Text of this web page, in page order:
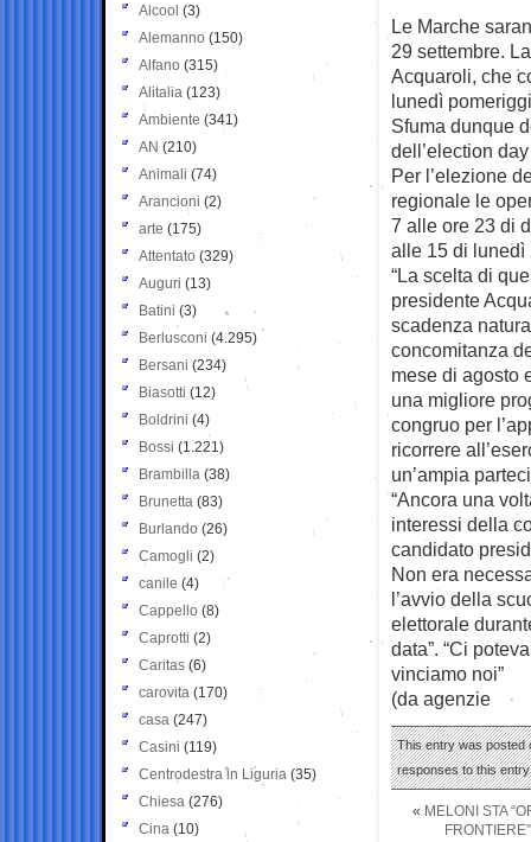
Le Marche
29 settembre.
Acquaroli, che
lunedì
Sfuma dunque
dell’election
Per l’elezione
regionale le
7 alle ore 23 di
alle 15 di lunedì
“La scelta di
presidente
scadenza
concomitanza
mese di agosto
una migliore
congruo per
ricorrere
un’ampia
“Ancora una
interessi della
candidato
Non era
l’avvio della
elettorale
data”. “Ci
vinciamo noi”
(da agenzie
This entry was posted
responses to this
« MELONI STA
Alcool (3)
Alemanno (150)
Alfano (315)
Alitalia (123)
Ambiente (341)
AN (210)
Animali (74)
Arancioni (2)
arte (175)
Attentato (329)
Auguri (13)
Batini (3)
Berlusconi (4.295)
Bersani (234)
Biasotti (12)
Boldrini (4)
Bossi (1.221)
Brambilla (38)
Brunetta (83)
Burlando (26)
Camogli (2)
canile (4)
Cappello (8)
Caprotti (2)
Caritas (6)
carovita (170)
casa (247)
Casini (119)
Centrodestra in Liguria (35)
Chiesa (276)
Cina (10)